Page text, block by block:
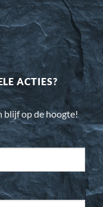
ACTIES?
blijf op de hoogte!